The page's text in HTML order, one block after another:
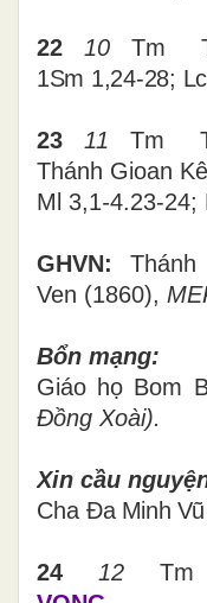
22 10 Tm
1Sm 1,24-28;
23 11 Tm
Thánh Gioan
Ml 3,1-4.23-24;
GHVN:
Ven (1860),
Bổn mạng:
Giáo họ Bom
Đồng Xoài).
Xin cầu
Cha Đa Minh
24 12